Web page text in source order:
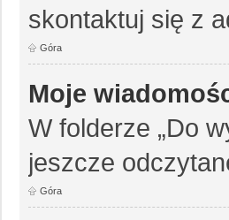
skontaktuj się z
Góra
Moje
W folderze „Do
jeszcze
Góra